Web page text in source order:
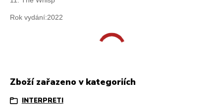
Rok vydání:2022
Zboží zařazeno v kategoriích
INTERPRETI